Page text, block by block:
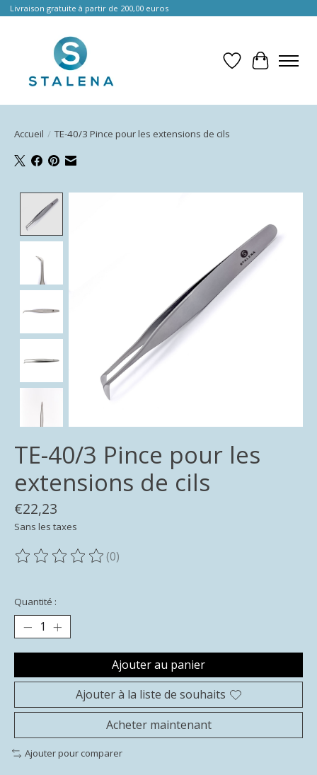
Livraison gratuite à partir de 200,00 euros
Liste dePanier
Accueil / TE-40/3 Pince pour les extensions de cils
TE-40/3 Pince pour les
extensions de cils
€22,23
Sans les taxes
Ce produit est évalué à
(0)
Quantité :
Ajouter au panier
Ajouter à la liste de souhaits
Acheter maintenant
Ajouter pour comparer